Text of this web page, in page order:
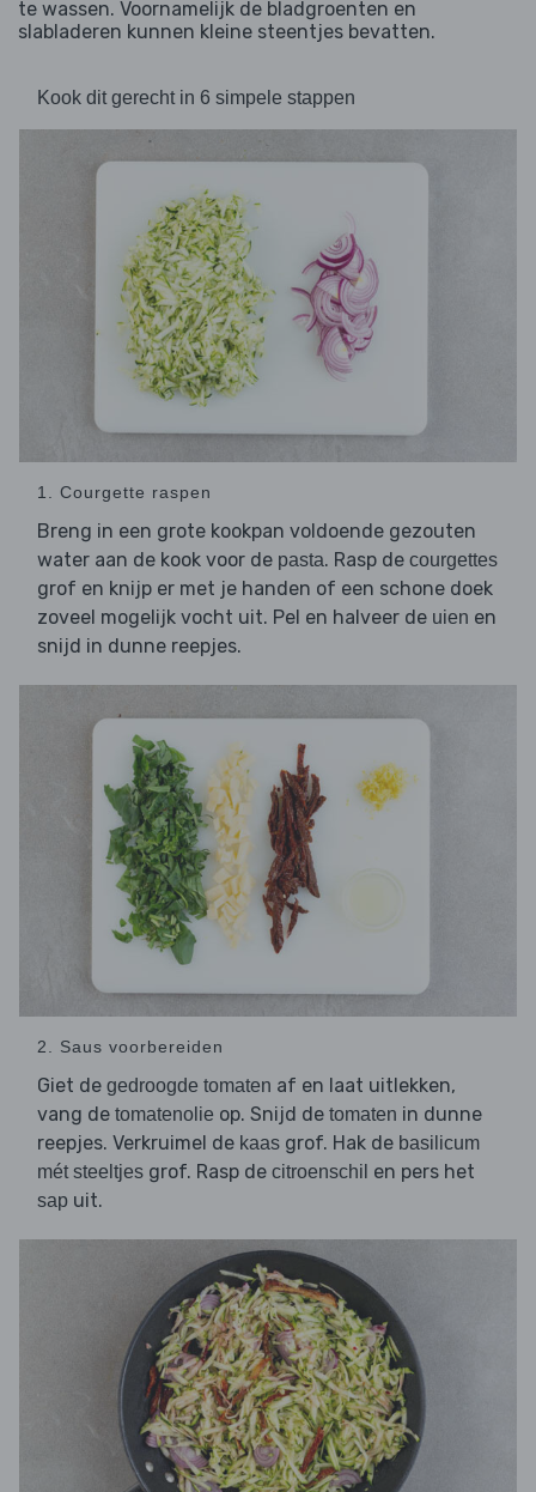
te wassen. Voornamelijk de bladgroenten en
slabladeren kunnen kleine steentjes bevatten.
Kook dit gerecht in 6 simpele stappen
1. Courgette raspen
Breng in een grote kookpan voldoende gezouten
water aan de kook voor de pasta. Rasp de courgettes
grof en knijp er met je handen of een schone doek
zoveel mogelijk vocht uit. Pel en halveer de uien en
snijd in dunne reepjes.
2. Saus voorbereiden
Giet de gedroogde tomaten af en laat uitlekken,
vang de tomatenolie op. Snijd de tomaten in dunne
reepjes. Verkruimel de kaas grof. Hak de basilicum
mét steeltjes grof. Rasp de citroenschil en pers het
sap uit.